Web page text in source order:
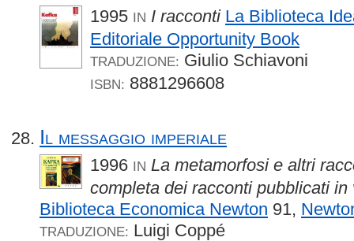
1995 IN I racconti La Biblioteca
Editoriale Opportunity Book
TRADUZIONE: Giulio Schiavoni
ISBN: 8881296608
Il messaggio imperiale
1996 IN La metamorfosi e altri
completa dei racconti pubblicati in
Biblioteca Economica Newton 91,
TRADUZIONE: Luigi Coppé